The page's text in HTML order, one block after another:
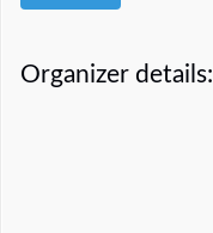
Organizer details: